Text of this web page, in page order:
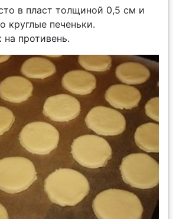
в пласт толщиной 0,5 см и
круглые печеньки.
противень.